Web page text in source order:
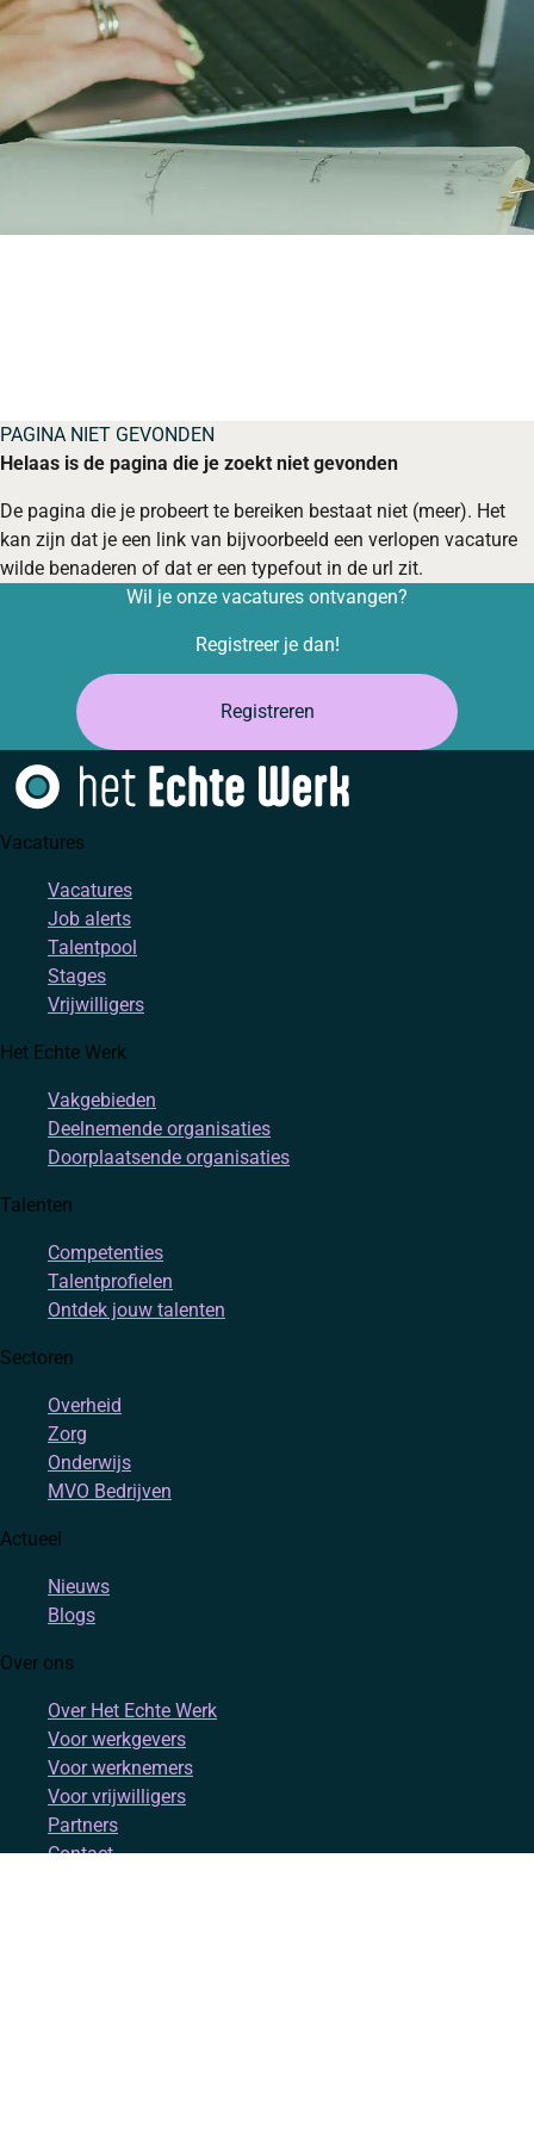
PAGINA NIET GEVONDEN
Helaas is de pagina die je zoekt niet gevonden
De pagina die je probeert te bereiken bestaat niet (meer). Het
kan zijn dat je een link van bijvoorbeeld een verlopen vacature
wilde benaderen of dat er een typefout in de url zit.
Wil je onze vacatures ontvangen?
Registreer je dan!
Registreren
Vacatures
Vacatures
Job alerts
Talentpool
Stages
Vrijwilligers
Het Echte Werk
Vakgebieden
Deelnemende organisaties
Doorplaatsende organisaties
Talenten
Competenties
Talentprofielen
Ontdek jouw talenten
Sectoren
Overheid
Zorg
Onderwijs
MVO Bedrijven
Actueel
Nieuws
Blogs
Over ons
Over Het Echte Werk
Voor werkgevers
Voor werknemers
Voor vrijwilligers
Partners
Contact